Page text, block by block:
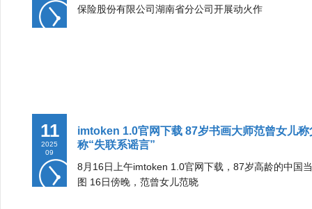
保险股份有限公司湖南省分公司开展动火作
11
2025
09
imtoken 1.0官网下载 87岁书画大师范曾女儿
称“失联系谣言”
8月16日上午imtoken 1.0官网下载，87岁高龄的中国
图 16日傍晚，范曾女儿范晓